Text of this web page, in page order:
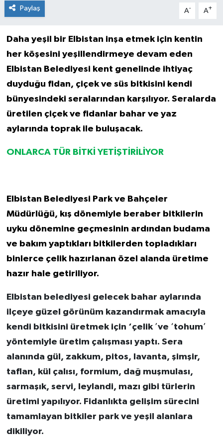
Paylaş A- A+
Daha yeşil bir Elbistan inşa etmek için kentin
her köşesini yeşillendirmeye devam eden
Elbistan Belediyesi kent genelinde ihtiyaç
duyduğu fidan, çiçek ve süs bitkisini kendi
bünyesindeki seralarından karşılıyor. Seralarda
üretilen çiçek ve fidanlar bahar ve yaz
aylarında toprak ile buluşacak.
ONLARCA TÜR B İTKİ YETİŞTİRİLİYOR
Elbistan Belediyesi Park ve Bahçeler
Müdürlüğü, kış d önemiyle beraber bitkilerin
uyku d önemine geçmesinin ardından budama
ve bakım yaptıkları bitkilerden topladıkları
binlerce çelik hazırlanan özel alanda üretime
hazır hale getiriliyor.
Elbistan belediyesi gelecek bahar aylarında
ilçeye güzel görünüm kazandırmak amacıyla
kendi bitkisini üretmek için ‘çelik’ve ‘tohum’
yöntemiyle üretim çalışması yaptı. Sera
alanında gü l, zakkum, pitos, lavanta, şimşir,
taflan, kül çalısı, formium, dağ muşmulası,
sarmaşı k, servi, leylandi, mazı gibi türlerin
üretimi yapılıyor. Fidanlıkta gelişim sürecini
tamamlayan bitkiler park ve yeşil alanlara
dikiliyor.